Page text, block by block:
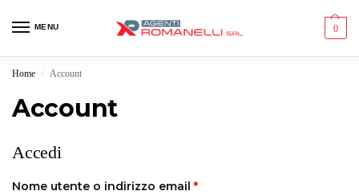
MENU 0
Home / Account
Account
Accedi
Nome utente o indirizzo email *